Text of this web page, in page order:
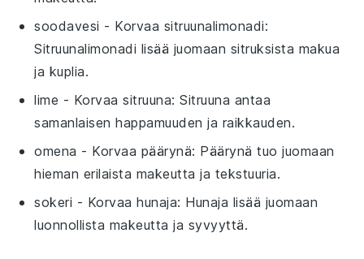
soodavesi - Korvaa sitruunalimonadi:
Sitruunalimonadi lisää juomaan sitruksista makua
ja kuplia.
lime - Korvaasitruuna: Sitruuna antaa
samanlaisen happamuuden ja raikkauden.
omena - Korvaa päärynä: Päärynä tuo juomaan
hieman erilaista makeutta ja tekstuuria.
sokeri - Korvaahunaja: Hunaja lisää juomaan
luonnollista makeutta ja syvyyttä.